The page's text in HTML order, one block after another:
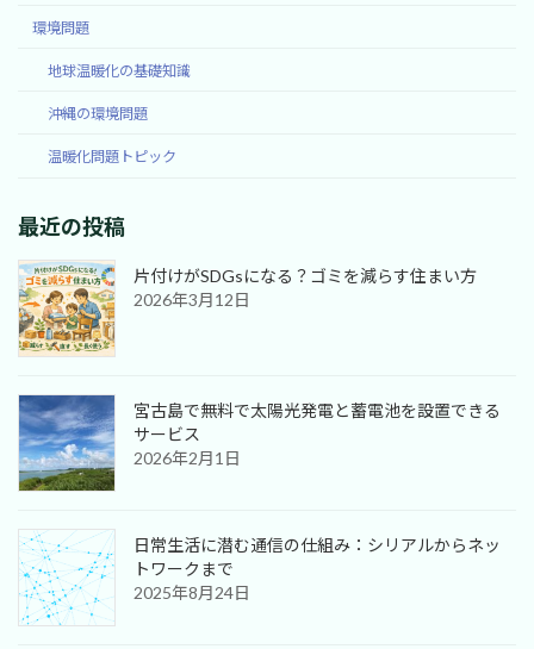
環境問題
地球温暖化の基礎知識
沖縄の環境問題
温暖化問題トピック
最近の投稿
片付けがSDGsになる？ゴミを減らす住まい方
2026年3月12日
宮古島で無料で太陽光発電と蓄電池を設置できる
サービス
2026年2月1日
日常生活に潜む通信の仕組み：シリアルからネッ
トワークまで
2025年8月24日